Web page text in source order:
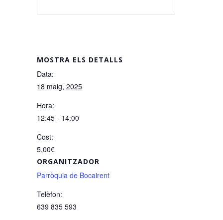
MOSTRA ELS DETALLS
Data:
18 maig, 2025
Hora:
12:45 - 14:00
Cost:
5,00€
ORGANITZADOR
Parròquia de Bocairent
Telèfon:
639 835 593